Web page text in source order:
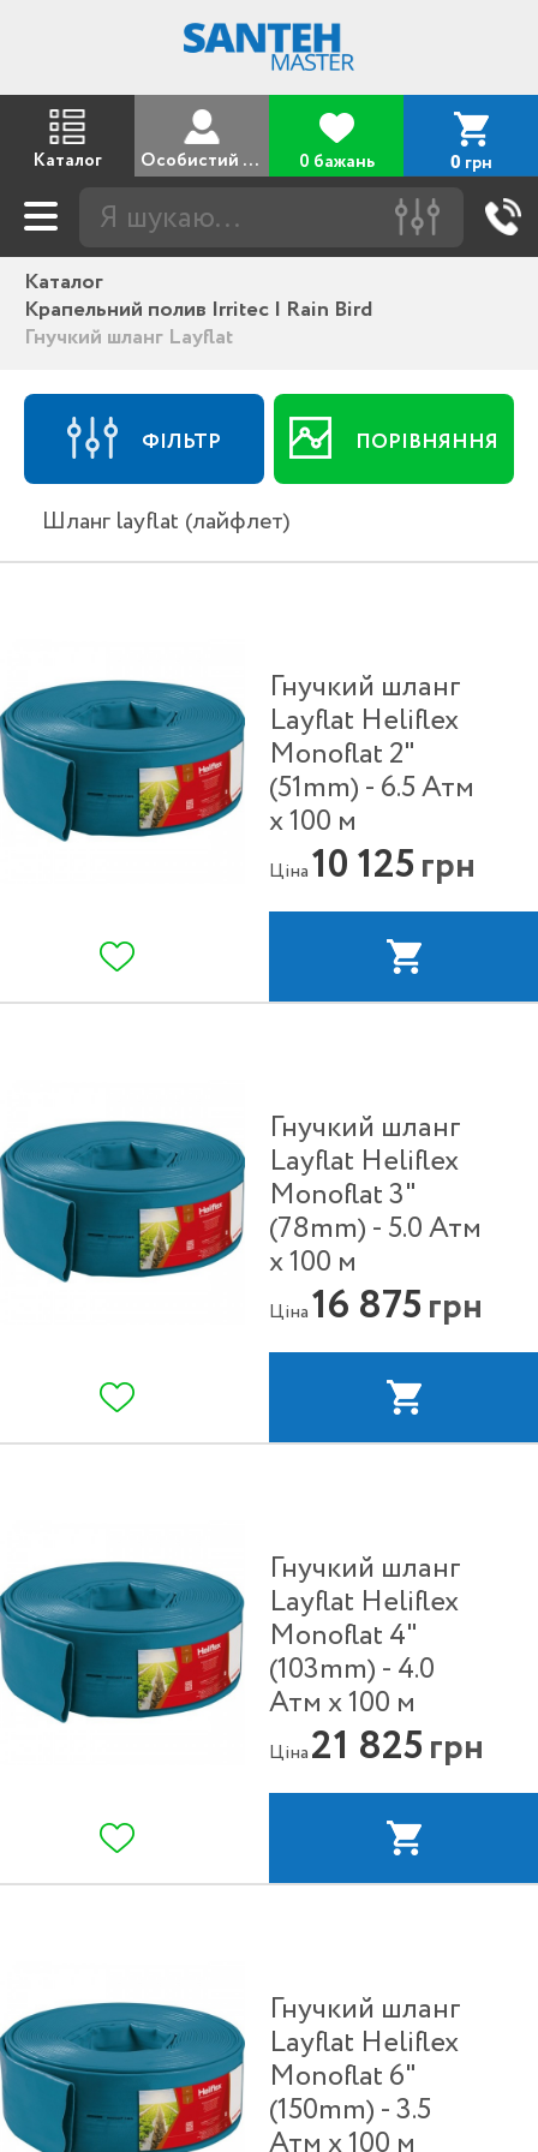
Каталог Особистий кабінет 0 бажань 0 грн
Каталог
Крапельний полив Irritec | Rain Bird
Гнучкий шланг Layflat
ФІЛЬТР ПОРІВНЯННЯ
Шланг layflat (лайфлет)
Гнучкий шланг
Layflat Heliflex
Monoflat 2"
(51mm) - 6.5 Атм
х 100 м
Ціна10 125грн
Гнучкий шланг
Layflat Heliflex
Monoflat 3"
(78mm) - 5.0 Атм
х 100 м
Ціна16 875грн
Гнучкий шланг
Layflat Heliflex
Monoflat 4"
(103mm) - 4.0
Атм х 100 м
Ціна21 825грн
Гнучкий шланг
Layflat Heliflex
Monoflat 6"
(150mm) - 3.5